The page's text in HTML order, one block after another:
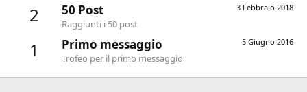
2 3 Febbraio 2018
50 Post
Raggiunti i 50 post
1 5 Giugno 2016
Primo messaggio
Trofeo per il primo messaggio